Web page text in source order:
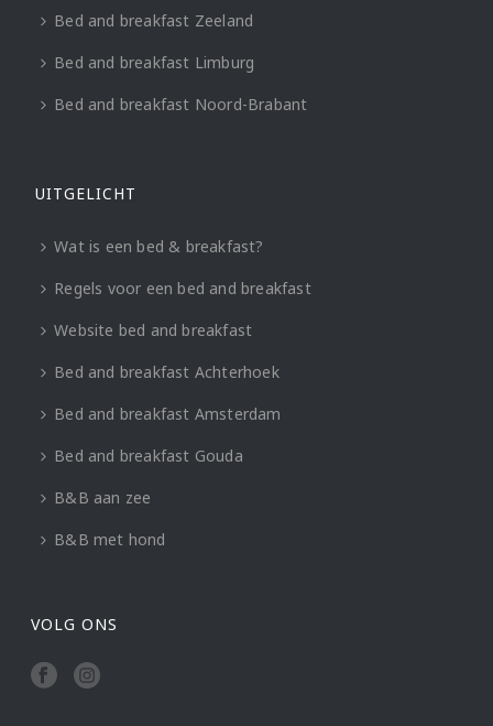
Bed and breakfast Zeeland
Bed and breakfast Limburg
Bed and breakfast Noord-Brabant
UITGELICHT
Wat is een bed & breakfast?
Regels voor een bed and breakfast
Website bed and breakfast
Bed and breakfast Achterhoek
Bed and breakfast Amsterdam
Bed and breakfast Gouda
B&B aan zee
B&B met hond
VOLG ONS